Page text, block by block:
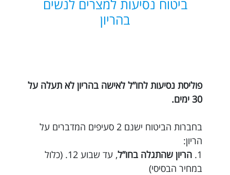
ביטוח נסיעות למצרים לנשים
בהריון
פוליסת נסיעות לחו”ל לאישה בהריון לא תעלה על
30 ימים.
בחברות הביטוח ישנם 2 סעיפים המדברים על
הריון:
1. הריון שהתגלה בחו”ל
, עד שבוע 12. (כלול
במחיר הבסיסי)